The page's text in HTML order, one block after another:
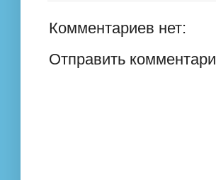
Комментариев нет:
Отправить